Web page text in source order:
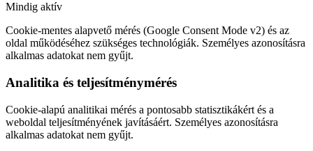
Mindig aktív
Cookie-mentes alapvető mérés (Google Consent Mode v2) és az
oldal működéséhez szükséges technológiák. Személyes azonosításra
alkalmas adatokat nem gyűjt.
Analitika és teljesítménymérés
Cookie-alapú analitikai mérés a pontosabb statisztikákért és a
weboldal teljesítményének javításáért. Személyes azonosításra
alkalmas adatokat nem gyűjt.